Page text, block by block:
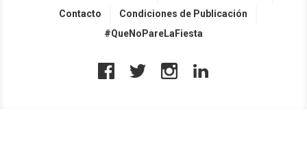
Contacto
Condiciones de Publicación
#QueNoPareLaFiesta